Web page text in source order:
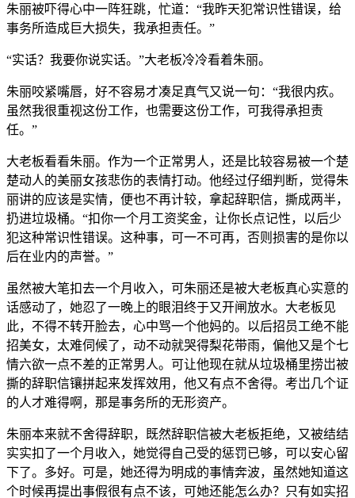
朱丽被吓得心中一阵狂跳，忙道：“我昨天犯常识性错误，给
事务所造成巨大损失，我承担责任。”
“实话？我要你说实话。”大老板冷冷看着朱丽。
朱丽咬紧嘴唇，好不容易才凑足真气又说一句：“我很内疚。
虽然我很重视这份工作，也需要这份工作，可我得承担责
任。”
大老板看看朱丽。作为一个正常男人，还是比较容易被一个楚
楚动人的美丽女孩悲伤的表情打动。他经过仔细判断，觉得朱
丽讲的应该是实情，便也不再计较，拿起辞职信，撕成两半，
扔进垃圾桶。“扣你一个月工资奖金，让你长点记性，以后少
犯这种常识性错误。这种事，可一不可再，否则损害的是你以
后在业内的声誉。”
虽然被大笔扣去一个月收入，可朱丽还是被大老板真心实意的
话感动了，她忍了一晚上的眼泪终于又开闸放水。大老板见
此，不得不转开脸去，心中骂一个他妈的。以后招员工绝不能
招美女，太难伺候了，动不动就哭得梨花带雨，偏他又是个七
情六欲一点不差的正常男人。可让他现在就从垃圾桶里捞岀被
撕的辞职信镶拼起来发挥效用，他又有点不舍得。考岀几个证
的人才难得啊，那是事务所的无形资产。
朱丽本来就不舍得辞职，既然辞职信被大老板拒绝，又被结结
实实扣了一个月收入，她觉得自己受的惩罚已够，可以安心留
下了。多好。可是，她还得为明成的事情奔波，虽然她知道这
个时候再提出事假很有点不该，可她还能怎么办？只有如实招